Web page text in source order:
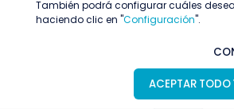
También podrá configurar cuáles
haciendo clic en "Configuración".
ACEPTAR